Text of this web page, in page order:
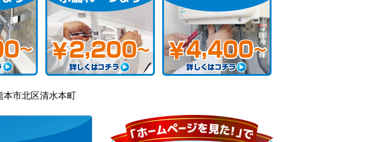
本市北区清水本町